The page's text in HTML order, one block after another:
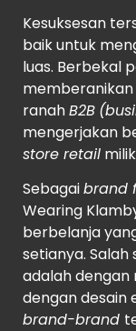
Kesuksesan
baik untuk
luas. Berbekal
ranahB2B
mengerjakan
store retail
Sebagaibrand
Wearing
berbelanja
setianya.
adalah
dengan desain
brand-brand